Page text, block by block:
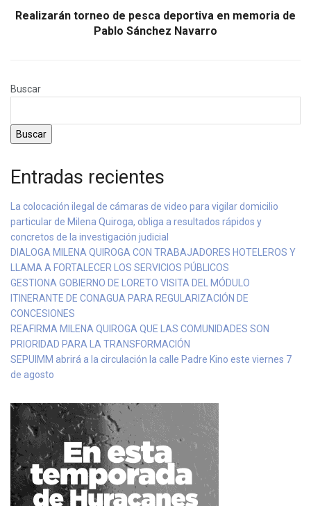
Realizarán torneo de pesca deportiva en memoria de
Pablo Sánchez Navarro
Buscar
Buscar
Entradas recientes
La colocación ilegal de cámaras de video para vigilar domicilio
particular de Milena Quiroga, obliga a resultados rápidos y
concretos de la investigación judicial
DIALOGA MILENA QUIROGA CON TRABAJADORES HOTELEROS Y
LLAMA A FORTALECER LOS SERVICIOS PÚBLICOS
GESTIONA GOBIERNO DE LORETO VISITA DEL MÓDULO
ITINERANTE DE CONAGUA PARA REGULARIZACIÓN DE
CONCESIONES
REAFIRMA MILENA QUIROGA QUE LAS COMUNIDADES SON
PRIORIDAD PARA LA TRANSFORMACIÓN
SEPUIMM abrirá a la circulación la calle Padre Kino este viernes 7
de agosto